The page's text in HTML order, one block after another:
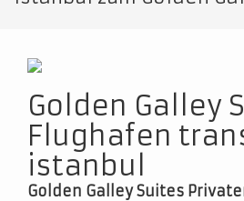
Golden Galley
Flughafen
istanbul
Golden Galley Suites